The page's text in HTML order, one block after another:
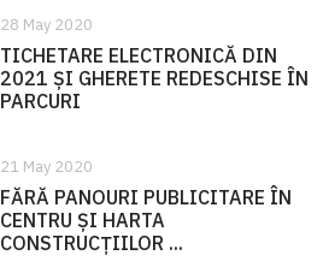
28 May 2020
TICHETARE ELECTRONICĂ DIN
2021 ȘI GHERETE REDESCHISE ÎN
PARCURI
21 May 2020
FĂRĂ PANOURI PUBLICITARE ÎN
CENTRU ȘI HARTA
CONSTRUCȚIILOR ...